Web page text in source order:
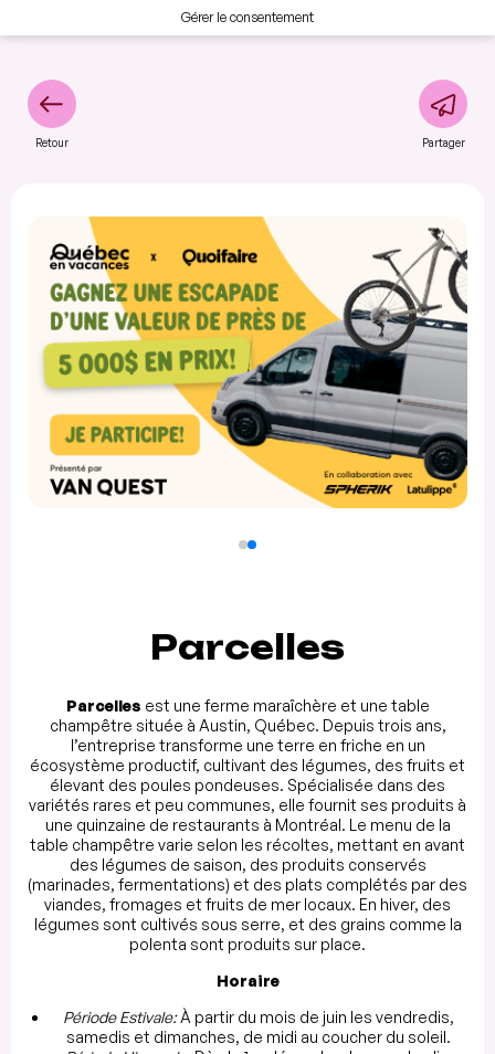
Gérer le consentement
Retour Partager
Parcelles
Parcelles est une ferme maraîchère et une table
champêtre située à Austin, Québec. Depuis trois ans,
l’entreprise transforme une terre en friche en un
écosystème productif, cultivant des légumes, des fruits et
élevant des poules pondeuses. Spécialisée dans des
variétés rares et peu communes, elle fournit ses produits à
une quinzaine de restaurants à Montréal. Le menu de la
table champêtre varie selon les récoltes, mettant en avant
des légumes de saison, des produits conservés
(marinades, fermentations) et des plats complétés par des
viandes, fromages et fruits de mer locaux. En hiver, des
légumes sont cultivés sous serre, et des grains comme la
polenta sont produits sur place.
Horaire
Période Estivale:À partir du mois de juin les vendredis,
samedis et dimanches, de midi au coucher du soleil.